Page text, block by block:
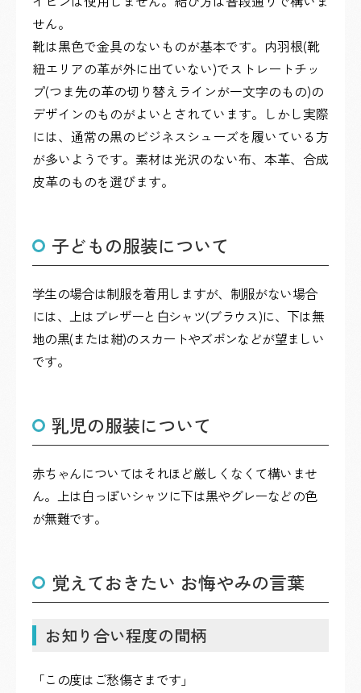
せん。
靴は黒色で金具のないものが基本です。内羽根(靴
紐エリアの革が外に出ていない)でストレートチッ
プ(つま先の革の切り替えラインが一文字のもの)の
デザインのものがよいとされています。しかし実際
には、通常の黒のビジネスシューズを履いている方
が多いようです。素材は光沢のない布、本革、合成
皮革のものを選びます。
子どもの服装について
学生の場合は制服を着用しますが、制服がない場合
には、上はブレザーと白シャツ(ブラウス)に、下は無
地の黒(または紺)のスカートやズボンなどが望ましい
です。
乳児の服装について
赤ちゃんについてはそれほど厳しくなくて構いませ
ん。上は白っぽいシャツに下は黒やグレーなどの色
が無難です。
覚えておきたい お悔やみの言葉
お知り合い程度の間柄
「この度はご愁傷さまです」